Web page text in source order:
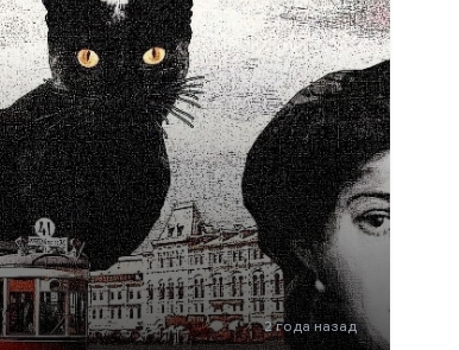
2, показал «Дни Турбиных»
смотрел больше 20 раз, и
говорил:«Мне ваши усики даже
чьи-то усики, пьеса
в себе некую
этом…
2 года назад